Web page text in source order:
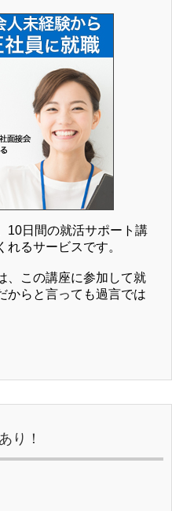
10日間の就活サポート講
るサービスです。
、この講座に参加して就
からと言っても過言では
り！